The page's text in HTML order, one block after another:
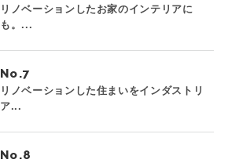
リノベーションしたお家のインテリアに
も。...
No.
リノベーションした住まいをインダストリ
ア...
No.